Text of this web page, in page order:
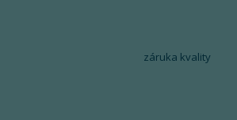
záruka kvality